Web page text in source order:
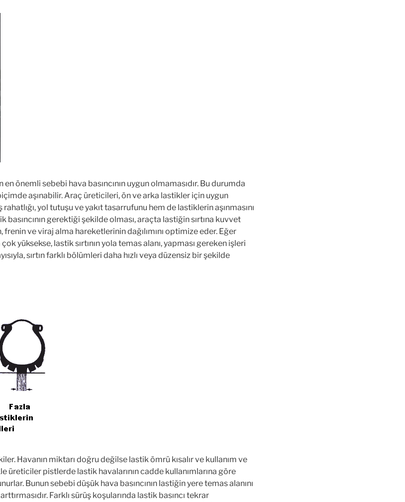
en önemli sebebi hava basıncının uygun olmamasıdır. Bu durumda
aşınabilir. Araç üreticileri, ön ve arka lastikler için uygun
yol tutuşu ve yakıt tasarrufunu hem de lastiklerin aşınmasını
basıncının gerektiği şekilde olması, araçta lastiğin sırtına kuvvet
frenin ve viraj alma hareketlerinin dağılımını optimize eder. Eğer
yüksekse, lastik sırtının yola temas alanı, yapması gereken işleri
sırtın farklı bölümleri daha hızlı veya düzensiz bir şekilde
Havanın miktarı doğru değilse lastik ömrü kısalır ve kullanım ve
üreticiler pistlerde lastik havalarının cadde kullanımlarına göre
Bunun sebebi düşük hava basıncının lastiğin yere temas alanını
Farklı sürüş koşularında lastik basıncı tekrar